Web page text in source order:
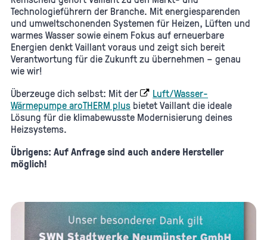
Technologieführern der Branche. Mit energiesparenden
und umweltschonenden Systemen für Heizen, Lüften und
warmes Wasser sowie einem Fokus auf erneuerbare
Energien denkt Vaillant voraus und zeigt sich bereit
Verantwortung für die Zukunft zu übernehmen – genau
wie wir!
Überzeuge dich selbst: Mit der
Luft/Wasser-
Wärmepumpe aroTHERM plus bietet Vaillant die ideale
Lösung für die klimabewusste Modernisierung deines
Heizsystems.
Übrigens: Auf Anfrage sind auch andere Hersteller
möglich!